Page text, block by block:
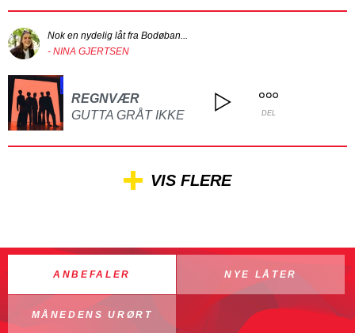
Nok en nydelig låt fra Bodøban...
- NINA GJERTSEN
REGNVÆR
GUTTA GRÅT IKKE
DEL
VIS FLERE
ANBEFALER NYE LÅTER
MÅNEDENS URØRT